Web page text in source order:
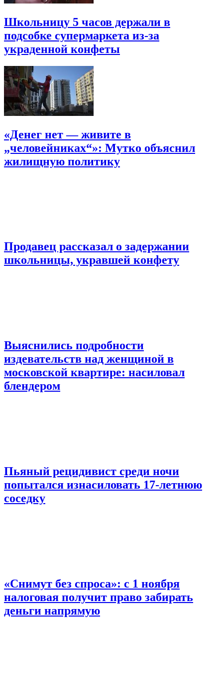
Школьницу 5 часов держали в
подсобке супермаркета из-за
украденной конфеты
«Денег нет — живите в
„человейниках“»: Мутко объяснил
жилищную политику
Продавец рассказал о задержании
школьницы, укравшей конфету
Выяснились подробности
издевательств над женщиной в
московской квартире: насиловал
блендером
Пьяный рецидивист среди ночи
попытался изнасиловать 17-летнюю
соседку
«Снимут без спроса»: с 1 ноября
налоговая получит право забирать
деньги напрямую